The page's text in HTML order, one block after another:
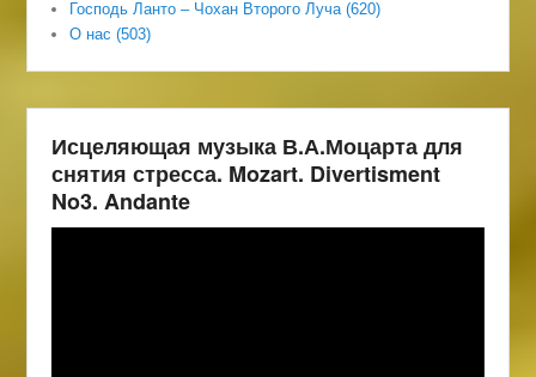
Господь Ланто – Чохан Второго Луча (620)
О нас (503)
Исцеляющая музыка В.А.Моцарта для
снятия стресса. Mozart. Divertisment
No3. Andante